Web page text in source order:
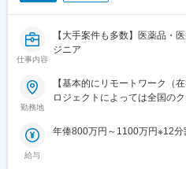
仕事内容
【大手案件も多数】医薬品・
ジニア
勤務地
【基本的にリモートワーク（
ロジェクトによっては全国の
慮の上決定いたします。
給与
年俸800万円～1100万円※12分